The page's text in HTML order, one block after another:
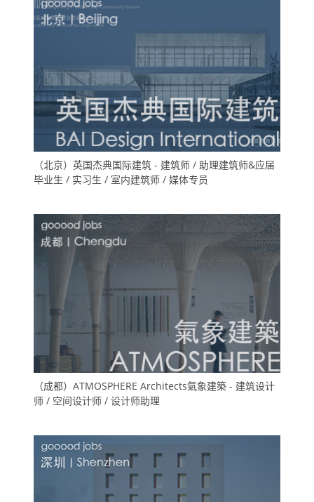
（北京）英国杰典国际建筑 - 建筑师 / 助理建筑师&应届
毕业生 / 实习生 / 室内建筑师 / 媒体专员
（成都）ATMOSPHERE Architects氣象建築 - 建筑设计
师 / 空间设计师 / 设计师助理